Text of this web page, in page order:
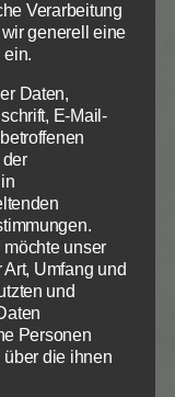
noch einen
ihrem Glauben
völlig geheiligt
und alles, was
Gottes in dir
und von
befreit bist,
kannst.
reinigen von
Verarbeitung
generell eine
ein.
Daten,
E-Mail-
unser
Umfang und
und
Personen
über die ihnen